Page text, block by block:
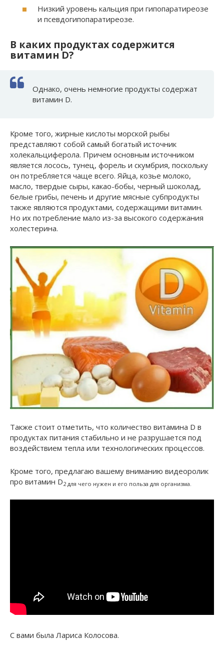
Низкий уровень кальция при гипопаратиреозе
и псевдогипопаратиреозе.
В каких продуктах содержится
витаминD?
Однако, очень немногие продукты содержат
витамин D.
Кроме того, жирные кислоты морской рыбы
представляют собой самый богатый источник
холекальциферола. Причем основным источником
является лосось, тунец, форель и скумбрия, поскольку
он потребляется чаще всего. Яйца, козье молоко,
масло, твердые сыры, какао-бобы, черный шоколад,
белые грибы, печень и другие мясные субпродукты
также являются продуктами, содержащими витамин.
Но их потребление мало из-за высокого содержания
холестерина.
Также стоит отметить, что количество витамина D в
продуктах питания стабильно и не разрушается под
воздействием тепла или технологических процессов.
Кроме того, предлагаю вашему вниманию видеоролик
про витамин D2 для чего нужен и его польза для организма.
С вами была Лариса Колосова.